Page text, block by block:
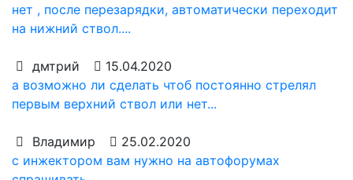
нет , после перезарядки, автоматически переходит
на нижний ствол....
дмтрий
15.04.2020
а возможно ли сделать чтоб постоянно стрелял
первым верхний ствол или нет...
Владимир
25.02.2020
с инжектором вам нужно на автофорумах